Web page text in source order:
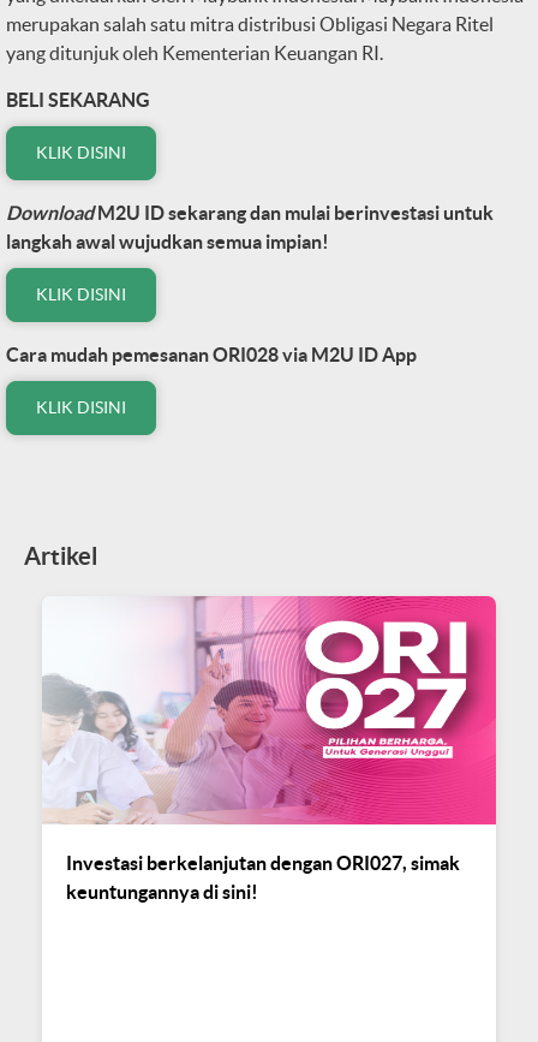
merupakan salah satu mitra distribusi Obligasi Negara Ritel
yang ditunjuk oleh Kementerian Keuangan RI.
BELI SEKARANG
KLIK DISINI
DownloadM2U ID sekarang dan mulai berinvestasi untuk
langkah awal wujudkan semua impian!
KLIK DISINI
Cara mudah pemesanan ORI028via M2U ID App
KLIK DISINI
Artikel
Investasi berkelanjutan dengan ORI027, simak
keuntungannya di sini!